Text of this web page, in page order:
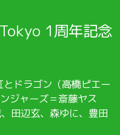
1周年記念
ドラゴン（高橋ピエー
ジャーズ＝斎藤ヤス
田辺玄、森ゆに、豊田